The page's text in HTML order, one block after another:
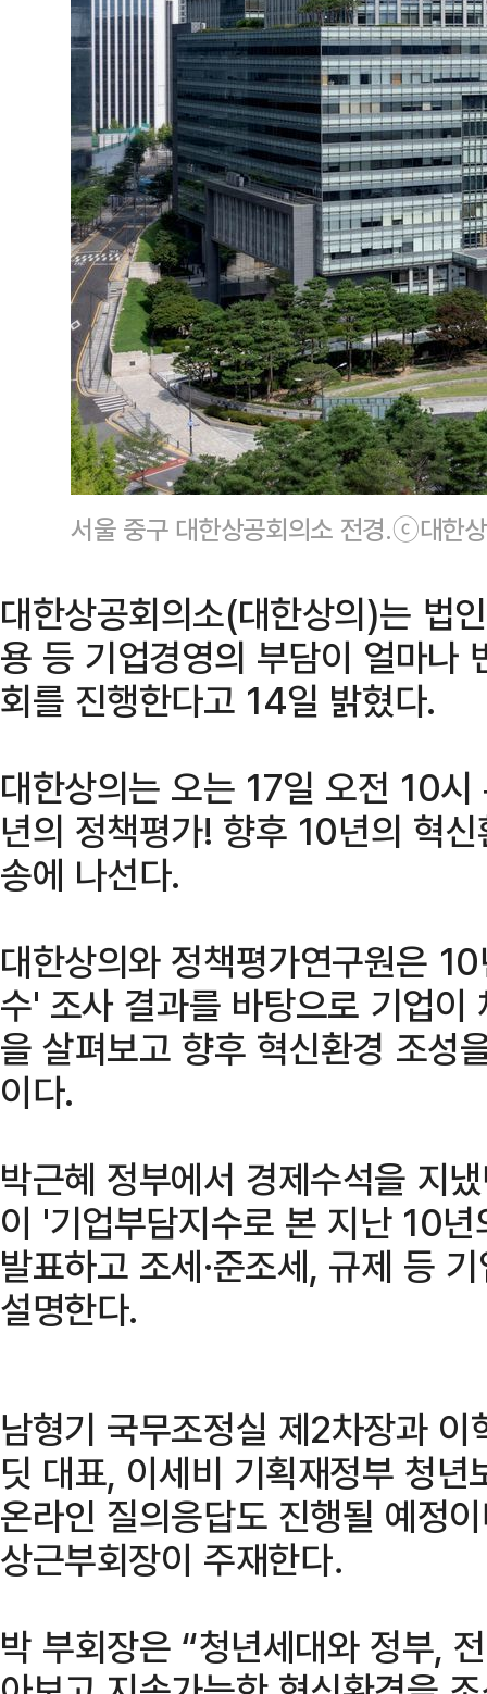
서울 중구 대한상공회의소 전경.ⓒ대한
대한상공회의소(대한상의)는 법
용 등 기업경영의 부담이 얼마나
회를 진행한다고 14일 밝혔다.
대한상의는 오는 17일 오전 10
년의 정책평가! 향후 10년의 혁
송에 나선다.
대한상의와 정책평가연구원은
수' 조사 결과를 바탕으로 기업이
을 살펴보고 향후 혁신환경 조성
이다.
박근혜 정부에서 경제수석을 지
이 '기업부담지수로 본 지난 10
발표하고 조세·준조세, 규제 등
설명한다.
남형기 국무조정실 제2차장과
딧 대표, 이세비 기획재정부 청
온라인 질의응답도 진행될 예정
상근부회장이 주재한다．
박 부회장은 “청년세대와 정부,